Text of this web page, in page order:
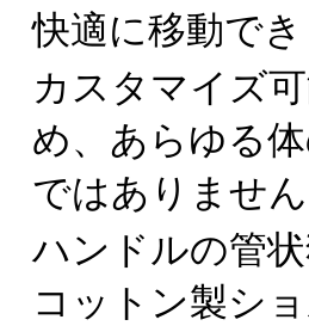
快適に移動でき
カスタマイズ
め、あらゆる
ではありません
ハンドルの管
コットン製シ